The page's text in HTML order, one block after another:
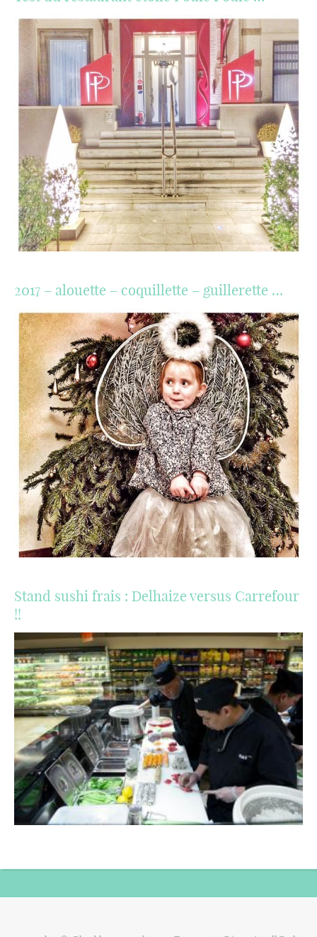
2017 – alouette – coquillette – guillerette …
Stand sushi frais : Delhaize versus Carrefour
!!